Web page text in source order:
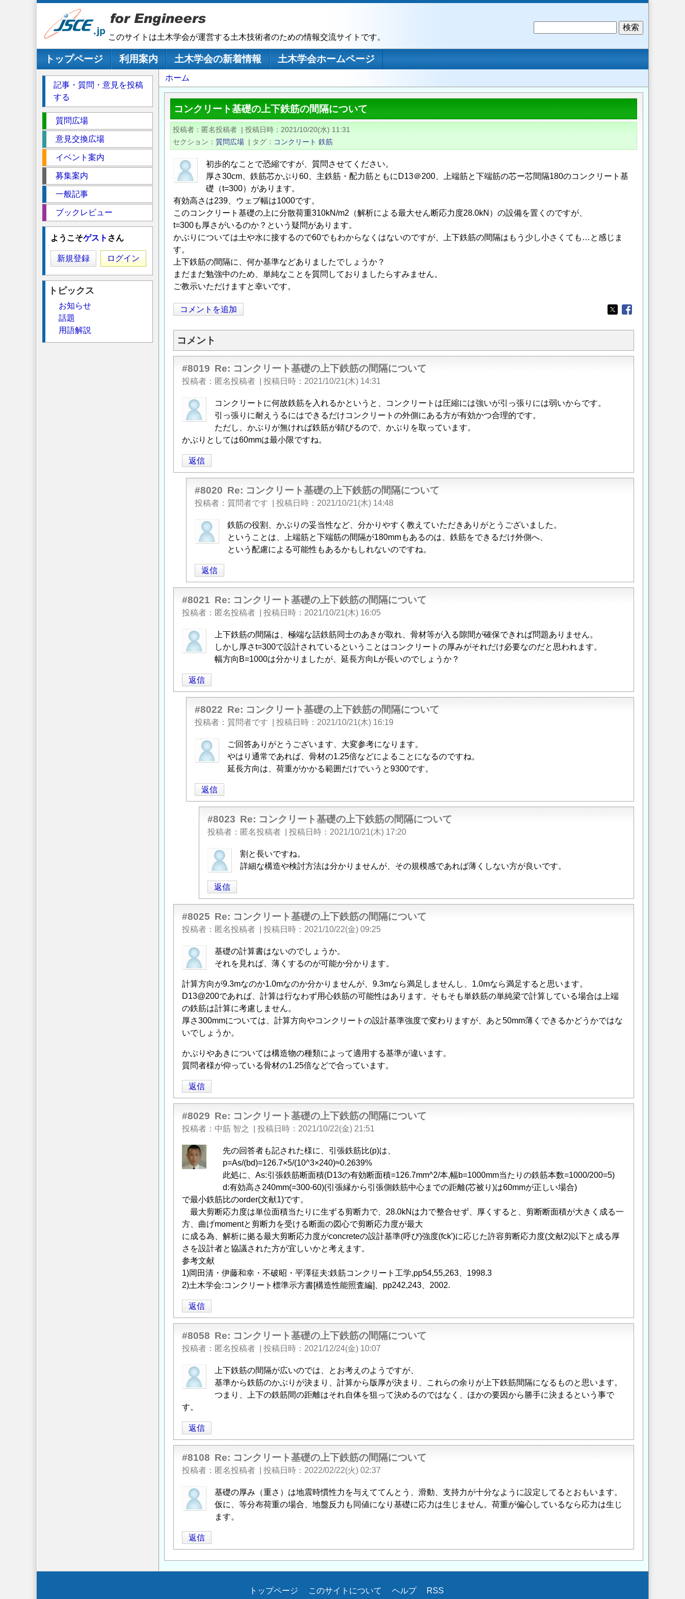
このサイトは土木学会が運営する土木技術者のための情報交流サイトです。
メインナビゲーション
トップページ 利用案内 土木学会の新着情報
土木学会ホームページ
パ
ン
ず
ホーム
コンクリート基礎の上下鉄筋の間隔について
投稿者 匿名投稿者 | 投稿日時
2021/10/20(水) 11:31
セクション
質問広場 | タグ コンクリート 鉄筋
初歩的なことで恐縮ですが、質問させてください。
厚さ30cm、鉄筋芯かぶり60、主鉄筋・配力筋ともにD13＠200、上端筋と下端筋の芯ー芯間隔180のコンクリート基
礎（t=300）があります。
有効高さは239、ウェブ幅は1000です。
このコンクリート基礎の上に分散荷重310kN/m2（解析による最大せん断応力度28.0kN）の設備を置くのですが、
t=300も厚さがいるのか？という疑問があります。
かぶりについては土や水に接するので60でもわからなくはないのですが、上下鉄筋の間隔はもう少し小さくても…と感じま
す。
上下鉄筋の間隔に、何か基準などありましたでしょうか？
まだまだ勉強中のため、単純なことを質問しておりましたらすみません。
ご教示いただけますと幸いです。
コメントを追加
Opens in a new
Opens in a new
コメント
#8019 Re: コンクリート基礎の上下鉄筋の間隔について
投稿者 匿名投稿者 投稿日時 2021/10/21(木) 14:31
コンクリートに何故鉄筋を入れるかというと、コンクリートは圧縮には強いが引っ張りには弱いからです。
引っ張りに耐えうるにはできるだけコンクリートの外側にある方が有効かつ合理的です。
ただし、かぶりが無ければ鉄筋が錆びるので、かぶりを取っています。
かぶりとしては60mmは最小限ですね。
返信
#8020 Re: コンクリート基礎の上下鉄筋の間隔について
投稿者 質問者です 投稿日時 2021/10/21(木) 14:48
匿
名
者
に
よ
る
コ
ン
リ
ー
ト
基
礎
上
下
筋
の
間
返
信
鉄筋の役割、かぶりの妥当性など、分かりやすく教えていただきありがとうございました。
ということは、上端筋と下端筋の間隔が180mmもあるのは、鉄筋をできるだけ外側へ、
という配慮による可能性もあるかもしれないのですね。
返信
#8021 Re: コンクリート基礎の上下鉄筋の間隔について
投稿者 匿名投稿者 投稿日時 2021/10/21(木) 16:05
上下鉄筋の間隔は、極端な話鉄筋同士のあきが取れ、骨材等が入る隙間が確保できれば問題ありません。
しかし厚さt=300で設計されているということはコンクリートの厚みがそれだけ必要なのだと思われます。
幅方向B=1000は分かりましたが、延長方向Lが長いのでしょうか？
返信
#8022 Re: コンクリート基礎の上下鉄筋の間隔について
投稿者 質問者です 投稿日時 2021/10/21(木) 16:19
匿
名
者
に
ー
ト
基
の
上
鉄
筋
の
間
隔
に
つ
て」
へ
の
返
ご回答ありがとうございます、大変参考になります。
やはり通常であれば、骨材の1.25倍などによることになるのですね。
延長方向は、荷重がかかる範囲だけでいうと9300です。
返信
#8023 Re: コンクリート基礎の上下鉄筋の間隔について
投稿者 匿名投稿者 投稿日時 2021/10/21(木) 17:20
匿
名
稿
者
に
よ
「Re:
コ
ク
リ
ー
ト
基
礎
の
鉄
筋
て」
へ
の
返
信
割と長いですね。
詳細な構造や検討方法は分かりませんが、その規模感であれば薄くしない方が良いです。
返信
#8025 Re: コンクリート基礎の上下鉄筋の間隔について
投稿者 匿名投稿者 投稿日時 2021/10/22(金) 09:25
基礎の計算書はないのでしょうか。
それを見れば、薄くするのが可能か分かります。
計算方向が9.3mなのか1.0mなのか分かりませんが、9.3mなら満足しませんし、1.0mなら満足すると思います。
D13@200であれば、計算は行なわず用心鉄筋の可能性はあります。そもそも単鉄筋の単純梁で計算している場合は上端
の鉄筋は計算に考慮しません。
厚さ300mmについては、計算方向やコンクリートの設計基準強度で変わりますが、あと50mm薄くできるかどうかではな
いでしょうか。
かぶりやあきについては構造物の種類によって適用する基準が違います。
質問者様が仰っている骨材の1.25倍などで合っています。
返信
#8029 Re: コンクリート基礎の上下鉄筋の間隔について
投稿者 中筋 智之 投稿日時 2021/10/22(金) 21:51
先の回答者も記された様に、引張鉄筋比(p)は、
p=As/(bd)=126.7×5/(10^3×240)≈0.2639%
此処に、As:引張鉄筋断面積(D13の有効断面積=126.7mm^2/本,幅b=1000mm当たりの鉄筋本数=1000/200=5)
d:有効高さ240mm(=300-60)(引張縁から引張側鉄筋中心までの距離(芯被り)は60mmが正しい場合)
で最小鉄筋比のorder(文献1)です。
最大剪断応力度は単位面積当たりに生ずる剪断力で、28.0kNは力で整合せず、厚くすると、剪断断面積が大きく成る一
方、曲げmomentと剪断力を受ける断面の図心で剪断応力度が最大
に成る為、解析に拠る最大剪断応力度がconcreteの設計基準(呼び)強度(fck')に応じた許容剪断応力度(文献2)以下と成る厚
さを設計者と協議された方が宜しいかと考えます。
参考文献
1)岡田清・伊藤和幸・不破昭・平澤征夫:鉄筋コンクリート工学,pp54,55,263、1998.3
2)土木学会:コンクリート標準示方書[構造性能照査編]、pp242,243、2002.
返信
#8058 Re: コンクリート基礎の上下鉄筋の間隔について
投稿者 匿名投稿者 投稿日時 2021/12/24(金) 10:07
上下鉄筋の間隔が広いのでは、とお考えのようですが、
基準から鉄筋のかぶりが決まり、計算から版厚が決まり、これらの余りが上下鉄筋間隔になるものと思います。
つまり、上下の鉄筋間の距離はそれ自体を狙って決めるのではなく、ほかの要因から勝手に決まるという事で
す。
返信
#8108 Re: コンクリート基礎の上下鉄筋の間隔について
投稿者 匿名投稿者 投稿日時 2022/02/22(火) 02:37
基礎の厚み（重さ）は地震時慣性力を与えててんとう、滑動、支持力が十分なように設定してるとおもいます。
仮に、等分布荷重の場合、地盤反力も同値になり基礎に応力は生じません。荷重が偏心しているなら応力は生じ
ます。
返信
記事・質問・意見を投稿
する
ク
シ
質問広場
意見交換広場
イベント案内
募集案内
一般記事
ブックレビュー
ようこそゲスト さん
新規登録 ログイン
トピックス
お知らせ
話題
用語解説
トップページ このサイトについて ヘルプ RSS